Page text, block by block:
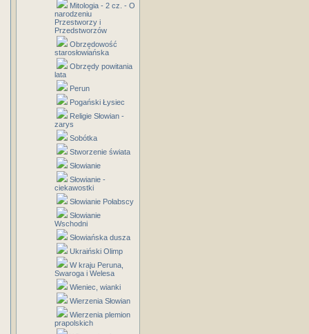
Mitologia - 2 cz. - O
narodzeniu
Przestworzy i
Przedstworzów
Obrzędowość
starosłowiańska
Obrzędy powitania
lata
Perun
Pogański Łysiec
Religie Słowian -
zarys
Sobótka
Stworzenie świata
Słowianie
Słowianie -
ciekawostki
Słowianie Połabscy
Słowianie
Wschodni
Słowiańska dusza
Ukraiński Olimp
W kraju Peruna,
Swaroga i Welesa
Wieniec, wianki
Wierzenia Słowian
Wierzenia plemion
prapolskich